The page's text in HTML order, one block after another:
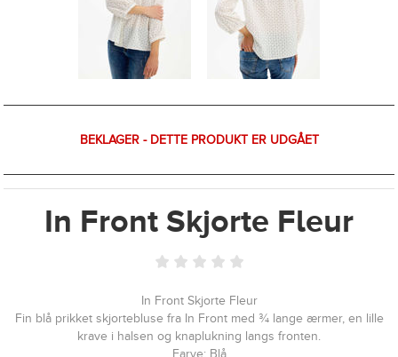
BEKLAGER - DETTE PRODUKT ER UDGÅET
In Front Skjorte Fleur
In Front Skjorte Fleur
Fin blå prikket skjortebluse fra In Front med ¾ lange ærmer, en lille
krave i halsen og knaplukning langs fronten.
Farve: Blå